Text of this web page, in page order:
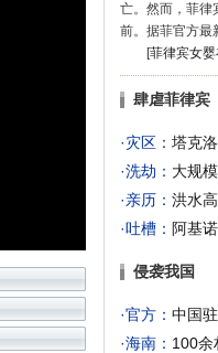
亡。然而，菲律
前。据菲官方最
[菲律宾女婴
肆虐菲律宾
·灾区： 塔克
·洗劫： 大规
·亲历： 洪水
·吐槽： 阿基
侵袭我国
·官方： 中国
·海南： 100余